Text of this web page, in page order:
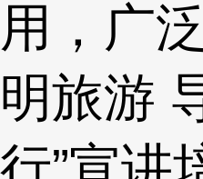
用，广
明旅游
行”宣讲